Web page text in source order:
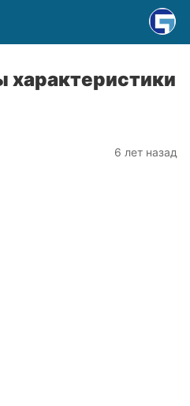
характеристики
6 лет назад